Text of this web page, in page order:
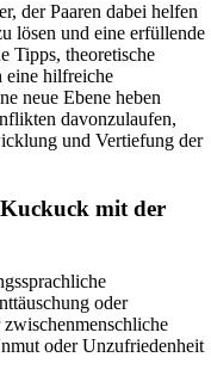
der Paaren dabei helfen
lösen und eine erfüllende
Tipps, theoretische
eine hilfreiche
neue Ebene heben
davonzulaufen,
und Vertiefung der
mit der
oder
oder Unzufriedenheit